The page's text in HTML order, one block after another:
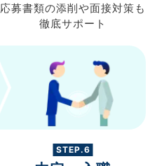
応募書類の添削や面接対策も
徹底サポート
STEP.6